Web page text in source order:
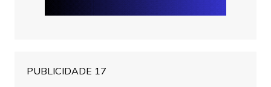
PUBLICIDADE 17